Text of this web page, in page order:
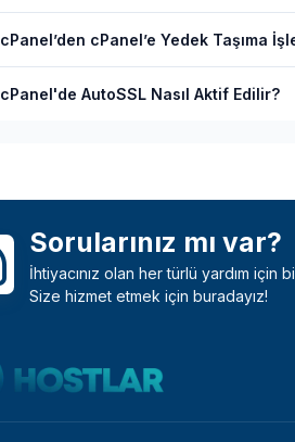
cPanel’den cPanel’e Yedek Taşıma
cPanel'de AutoSSL Nasıl Aktif Edilir?
Sorularınız mı var?
İhtiyacınız olan her türlü yardım
Size hizmet etmek için buradayız!